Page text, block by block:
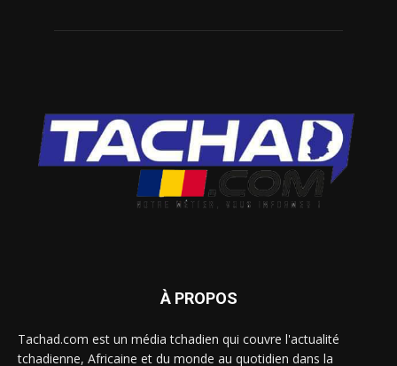
À PROPOS
Tachad.com est un média tchadien qui couvre l'actualité
tchadienne, Africaine et du monde au quotidien dans la